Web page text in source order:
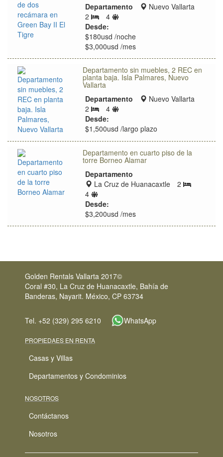
Departamento
Zona
Nuevo Vallarta
2
Bedrooms
4
Límite
huéspedes
Desde:
$180usd /noche
$3,000usd /mes
Departamento sin muebles, 2 REC en
planta baja. Isla Palmares, Nuevo
Vallarta
Departamento
Zona
Nuevo Vallarta
2
Bedrooms
4
Límite
huéspedes
Desde:
$1,500usd /largo plazo
Departamento en cuarto piso de la
torre Borneo Alamar
Departamento
Zona
de
ubicación
La Cruz de Huanacaxtle 2 Bedrooms
4
Límite
de
huéspedes
Desde:
$3,200usd /mes
Golden Rentals Vallarta 2017©
Coral #30, La Cruz de Huanacaxtle, Bahía de
Banderas, Nayarit. México, CP 63734
Tel. +52 (329) 295 6210 WhatsApp
PROPIEDAES EN RENTA
Casas y Villas
Departamentos y Condominios
NOSOTROS
Contáctanos
Nosotros